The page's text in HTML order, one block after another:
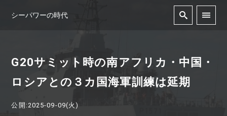
シーパワーの時代
G20サミット時の南アフリカ・中国・
ロシアとの３カ国海軍訓練は延期
公開:2025-09-09(火)